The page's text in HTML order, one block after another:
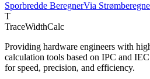
Sporbredde BeregnerVia
T
TraceWidthCalc
Providing hardware engineers with
calculation tools based on IPC and
for speed, precision, and efficiency.